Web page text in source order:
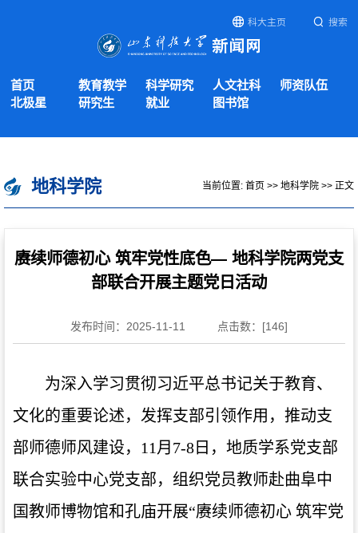
科大主页 搜索
首页 教育教学 科学研究 人文社科
师资队伍
北极星
研究生 就业 图书馆
地科学院 当前位置: 首页 >> 地科学院 >> 正文
赓续师德初心 筑牢党性底色— 地科学院两党支
部联合开展主题党日活动
发布时间：2025-11-11 点击数：[146]
为深入学习贯彻习近平总书记关于教育、
文化的重要论述，发挥支部引领作用，推动支
部师德师风建设，11月7-8日，地质学系党支部
联合实验中心党支部，组织党员教师赴曲阜中
国教师博物馆和孔庙开展“赓续师德初心 筑牢党